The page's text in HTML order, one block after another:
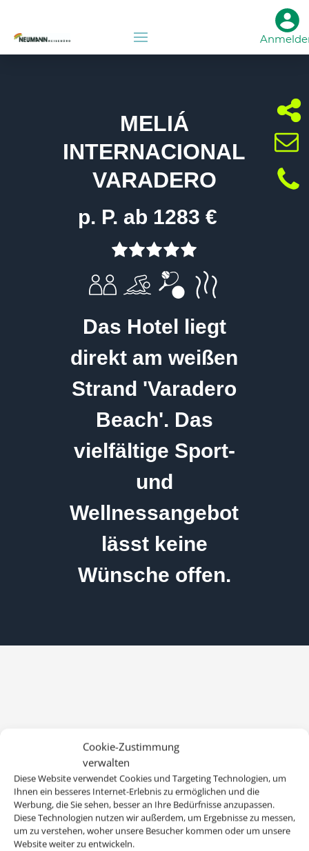
Cookie-Zustimmung
verwalten
Diese Website verwendet Cookies und Targeting Technologien, um
Ihnen ein besseres Internet-Erlebnis zu ermöglichen und die
Werbung, die Sie sehen, besser an Ihre Bedürfnisse anzupassen.
Diese Technologien nutzen wir außerdem, um Ergebnisse zu messen,
um zu verstehen, woher unsere Besucher kommen oder um unsere
Website weiter zu entwickeln.
MELIÁ
INTERNACIONAL
VARADERO
p. P. ab 1283 €
Das Hotel liegt
direkt am weißen
Strand 'Varadero
Beach'. Das
vielfältige Sport-
und
Wellnessangebot
lässt keine
Wünsche offen.